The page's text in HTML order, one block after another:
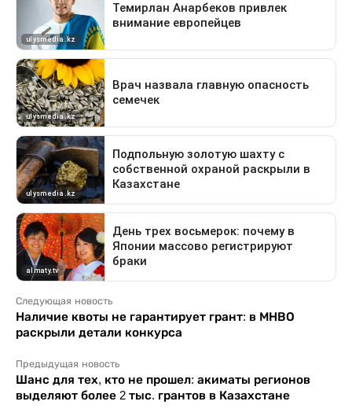
Следующая новость
Наличие квоты не гарантирует грант: в МНВО
раскрыли детали конкурса
Предыдущая новость
Шанс для тех, кто не прошел: акиматы регионов
выделяют более 2 тыс. грантов в Казахстане